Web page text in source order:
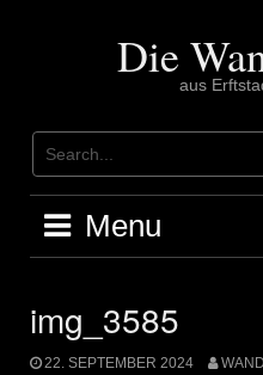
Die
aus
Menu
img_3585
22. SEPTEMBER 2024